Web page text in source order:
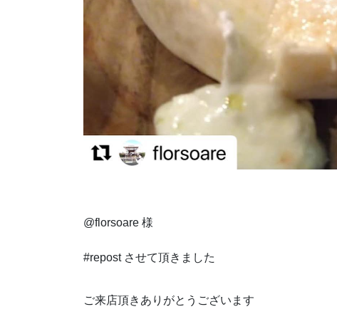
@florsoare 様
#repost させて頂きました
ご来店頂きありがとうございます